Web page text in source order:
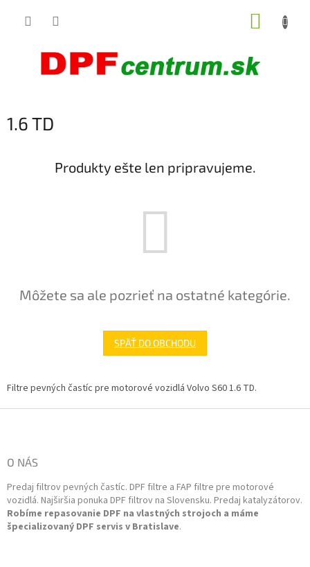
1.6 TD
Produkty ešte len pripravujeme.
Môžete sa ale pozrieť na ostatné kategórie.
SPÄŤ DO OBCHODU
Filtre pevných častíc pre motorové vozidlá Volvo S60 1.6 TD.
O NÁS
Predaj filtrov pevných častíc. DPF filtre a FAP filtre pre motorové
vozidlá. Najširšia ponuka DPF filtrov na Slovensku. Predaj katalyzátorov.
Robíme repasovanie DPF na vlastných strojoch a máme
špecializovaný DPF servis v Bratislave.